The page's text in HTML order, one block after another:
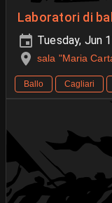
Laboratori di
Tuesday, Jun
sala "Maria
Ballo Cagliari